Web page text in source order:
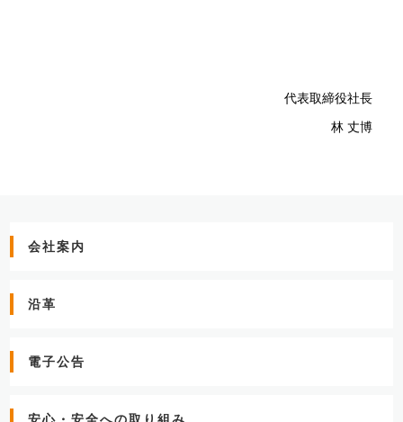
代表取締役社長
林 丈博
会社案内
沿革
電子公告
安心・安全への取り組み